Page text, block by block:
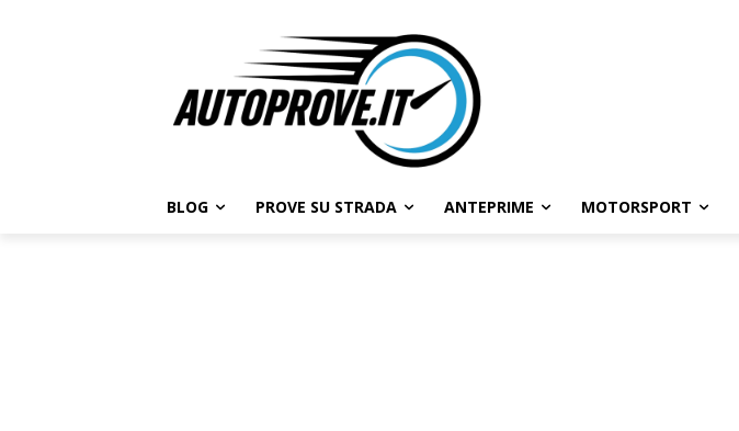
BLOG PROVE SU STRADA ANTEPRIME MOTORSPORT